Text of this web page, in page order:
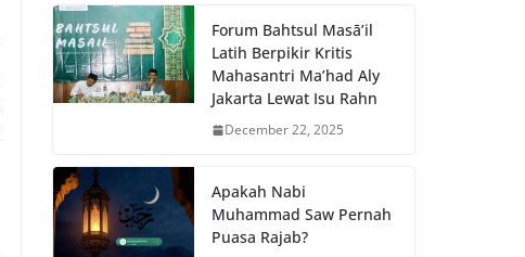
Forum Bahtsul Masā’il
Latih Berpikir Kritis
Mahasantri Ma’had Aly
Jakarta Lewat Isu Rahn
December 22, 2025
Apakah Nabi
Muhammad Saw Pernah
Puasa Rajab?